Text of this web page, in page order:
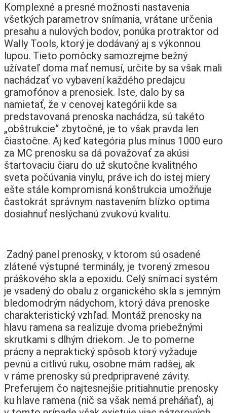
Komplexné a presné možnosti nastavenia
všetkých parametrov snímania, vrátane určenia
presahu a nulových bodov, ponúka protraktor od
Wally Tools, ktorý je dodávaný aj s výkonnou
lupou. Tieto pomôcky samozrejme bežný
užívateľ doma mať nemusí, určite by sa však mali
nachádzať vo vybavení každého predajcu
gramofónov a prenosiek. Iste, dalo by sa
namietať, že v cenovej kategórii kde sa
predstavovaná prenoska nachádza, sú takéto
„obštrukcie“ zbytočné, je to však pravda len
čiastočne. Aj keď kategória plus mínus 1000 euro
za MC prenosku sa dá považovať za akúsi
štartovaciu čiaru do už skutočne kvalitného
sveta počúvania vinylu, práve ich do istej miery
ešte stále kompromisná konštrukcia umožňuje
častokrát správnym nastavením blízko optima
dosiahnuť neslýchanú zvukovú kvalitu.
Zadný panel prenosky, v ktorom sú osadené
zlátené výstupné terminály, je tvorený zmesou
práškového skla a epoxidu. Celý snímací systém
je vsadený do obalu z organického skla s jemným
bledomodrým nádychom, ktorý dáva prenoske
charakteristický vzhľad. Montáž prenosky na
hlavu ramena sa realizuje dvoma priebežnými
skrutkami s dlhým driekom. Je to pomerne
prácny a nepraktický spôsob ktorý vyžaduje
pevnú a citlivú ruku, osobne mám radšej, ak
v ráme prenosky sú predpripravené závity.
Preferujem čo najtesnejšie pritiahnutie prenosky
ku hlave ramena (nič sa však nemá preháňať), aj